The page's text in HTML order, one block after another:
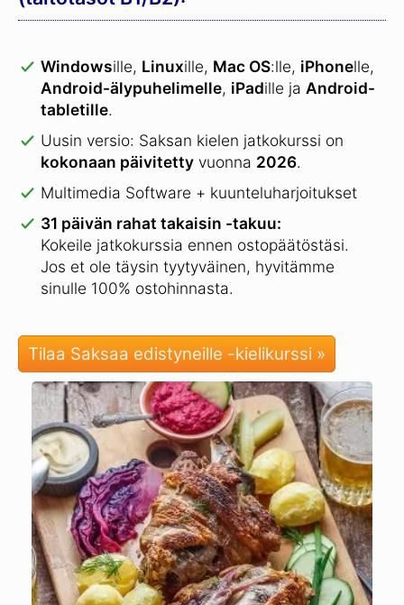
Windowsille, Linuxille, Mac OS:lle, iPhonelle,
Android-älypuhelimelle, iPadille ja Android-
tabletille.
Uusin versio: Saksan kielen jatkokurssi on
kokonaan päivitetty vuonna 2026.
Multimedia Software + kuunteluharjoitukset
31 päivän rahat takaisin -takuu:
Kokeile jatkokurssia ennen ostopäätöstäsi.
Jos et ole täysin tyytyväinen, hyvitämme
sinulle 100% ostohinnasta.
Tilaa Saksaa edistyneille -kielikurssi »